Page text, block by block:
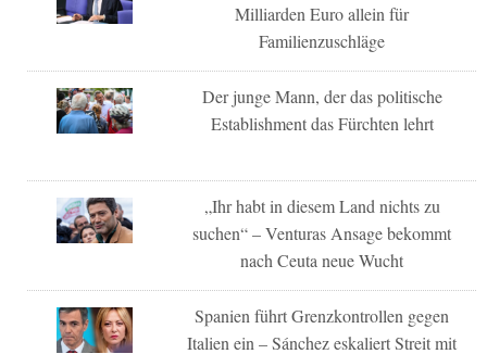
Milliarden Euro allein für
Familienzuschläge
Der junge Mann, der das politische
Establishment das Fürchten lehrt
„Ihr habt in diesem Land nichts zu
suchen“ – Venturas Ansage bekommt
nach Ceuta neue Wucht
Spanien führt Grenzkontrollen gegen
Italien ein – Sánchez eskaliert Streit mit